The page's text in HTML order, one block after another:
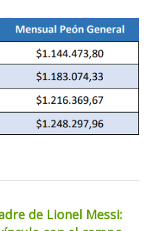
de Lionel Messi: